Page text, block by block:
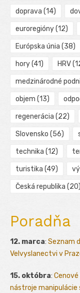
doprava (14)
euroregióny(12)
Európska únia (38)
hory(41) HRV
medzinárodné
objem (13)
regenerácia (22)
Slovensko (56)
technika (12)
turistika (49)
Česká republika (20)
Poradňa
12. marca: Seznam
Velvyslanectvi v
15. októbra:
nástroje manipulácie